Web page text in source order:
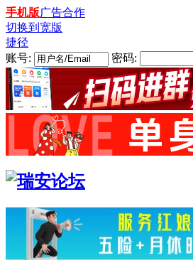
手机版广告合作
切换到宽版
捷径
账号:
密码: